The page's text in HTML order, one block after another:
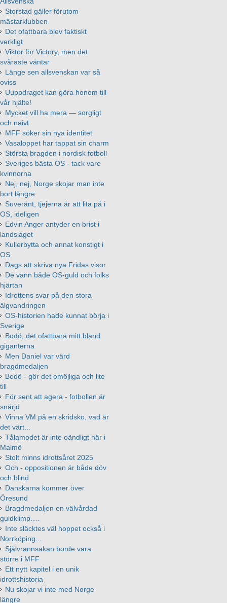
Storstad gäller förutom
mästarklubben
Det ofattbara blev faktiskt
verkligt
Viktor för Victory, men det
svåraste väntar
Länge sen allsvenskan var så
oviss
Uuppdraget kan göra honom till
vår hjälte!
Mycket vill ha mera — sorgligt
och naivt
MFF söker sin nya identitet
Vasaloppet har tappat sin charm
Största bragden i nordisk fotboll
Sveriges bästa OS - tack vare
kvinnorna
Nej, nej, Norge skojar man inte
bort längre
Suveränt, tjejerna är att lita på i
OS, ideligen
Edvin Anger antyder en brist i
landslaget
Kullerbytta och annat konstigt i
OS
Dags att skriva nya Fridas visor
De vann både OS-guld och folks
hjärtan
Idrottens svar på den stora
älgvandringen
OS-historien hade kunnat börja i
Sverige
Bodö, det ofattbara mitt bland
giganterna
Men Daniel var värd
bragdmedaljen
Bodö - gör det omöjliga och lite
till
För sent att agera - fotbollen är
snärjd
Vinna VM på en skridsko, vad är
det värt...
Tålamodet är inte oändligt här i
Malmö
Stolt minns idrottsåret 2025
Och - oppositionen är både döv
och blind
Danskarna kommer över
Öresund
Bragdmedaljen en välvårdad
guldklimp….
Inte släcktes väl hoppet också i
Norrköping...
Självrannsakan borde vara
större i MFF
Ett nytt kapitel i en unik
idrottshistoria
Nu skojar vi inte med Norge
längre